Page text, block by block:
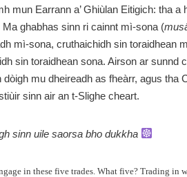
mun Earrann a’ Ghiùlan Eitigich: tha a
Ma ghabhas sinn ri cainnt mì-sona (
mì-sona, cruthaichidh sin toraidhean
sin toraidhean sona. Airson ar sunnd
mu dheireadh as fheàrr, agus tha
sinn air an t-Slighe cheart.
sinn uile saorsa bho dukkha
in these five trades. What five? Trading in